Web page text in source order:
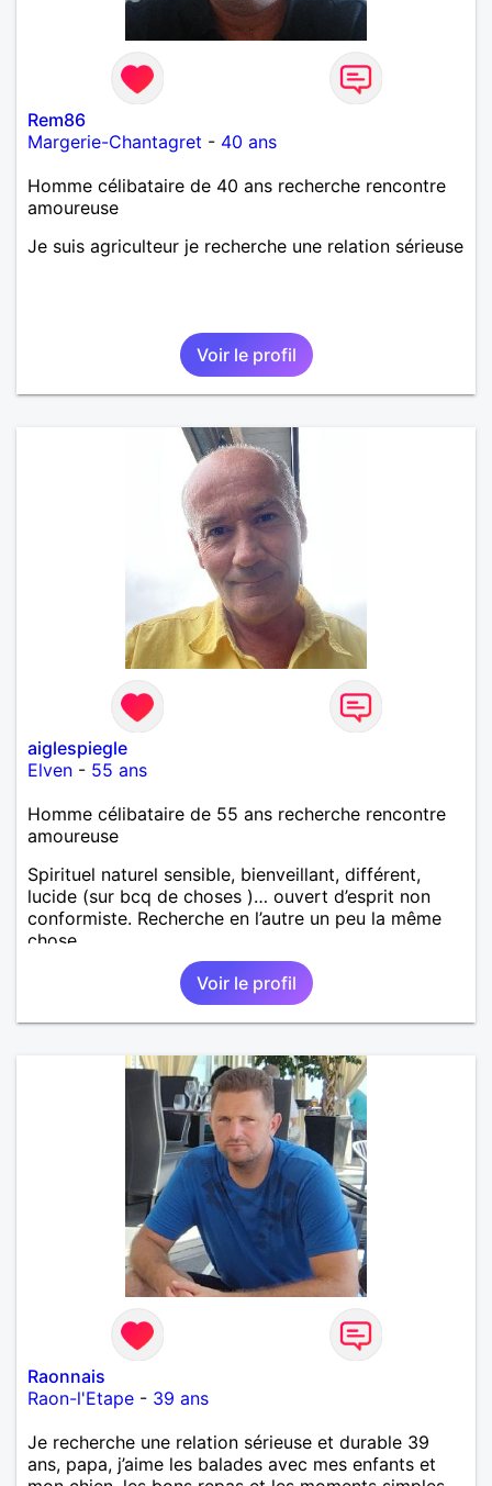
Rem86
Margerie-Chantagret - 40 ans
Homme célibataire de 40 ans recherche rencontre
amoureuse
Je suis agriculteur je recherche une relation sérieuse
Voir le profil
aiglespiegle
Elven - 55 ans
Homme célibataire de 55 ans recherche rencontre
amoureuse
Spirituel naturel sensible, bienveillant, différent,
lucide (sur bcq de choses )… ouvert d’esprit non
conformiste. Recherche en l’autre un peu la même
chose…
Voir le profil
Raonnais
Raon-l'Etape - 39 ans
Je recherche une relation sérieuse et durable 39
ans, papa, j’aime les balades avec mes enfants et